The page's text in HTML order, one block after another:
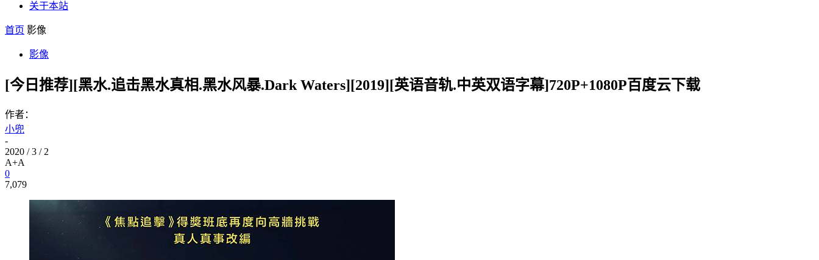
关于本站
首页 影像
影像
[今日推荐][黑水.追击黑水真相.黑水风暴.Dark Waters][2019][英语音轨.中英双语字幕]720P+1080P百度云下载
作者：
小兜
-
2020 / 3 / 2
A+A
0
7,079